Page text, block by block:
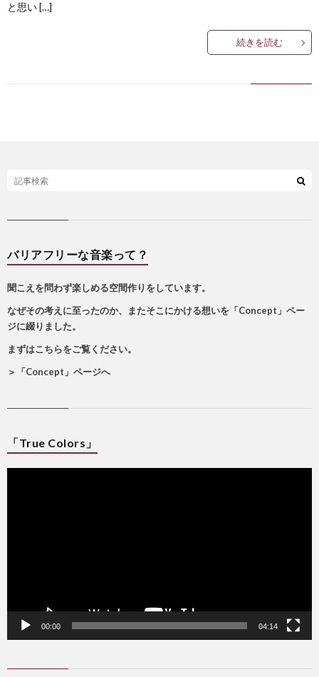
と思い […]
続きを読む
バリアフリーな音楽って？
聞こえを問わず楽しめる空間作りをしています。
なぜその考えに至ったのか、またそこにかける想いを「Concept」ペー
ジに綴りました。
まずはこちらをご覧ください。
＞
「Concept」ページへ
「True Colors」
動
00:00 04:14